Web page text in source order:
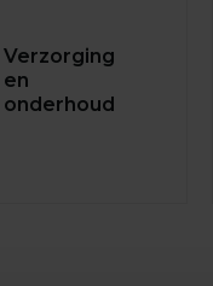
Verzorging
en
onderhoud